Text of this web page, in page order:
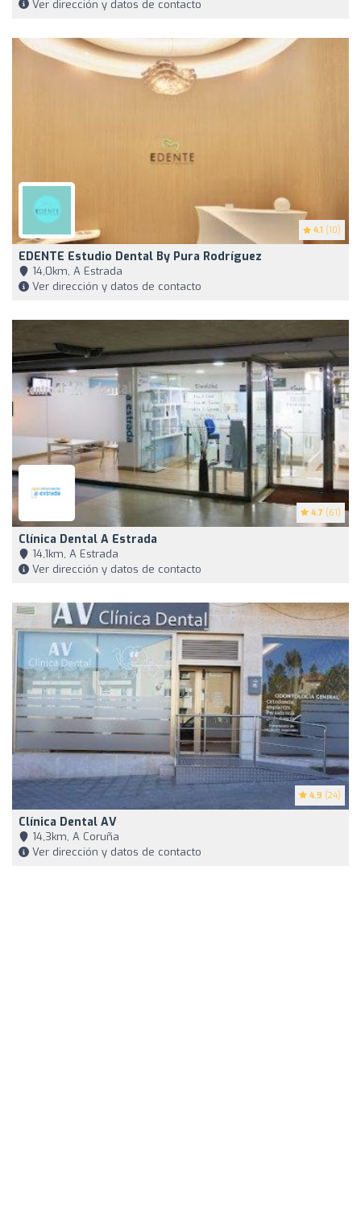
Ver dirección y datos de contacto
4.1 (10)
EDENTE Estudio Dental By Pura Rodríguez
14,0km, A Estrada
Ver dirección y datos de contacto
4.7 (61)
Clínica Dental A Estrada
14,1km, A Estrada
Ver dirección y datos de contacto
4.9 (24)
Clínica Dental AV
14,3km, A Coruña
Ver dirección y datos de contacto